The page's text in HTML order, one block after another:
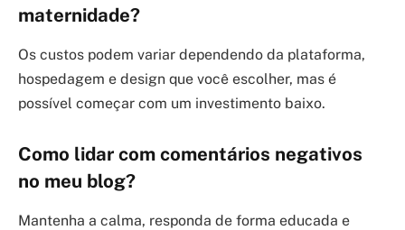
maternidade?
Os custos podem variar dependendo da plataforma,
hospedagem e design que você escolher, mas é
possível começar com um investimento baixo.
Como lidar com comentários negativos
no meu blog?
Mantenha a calma, responda de forma educada e